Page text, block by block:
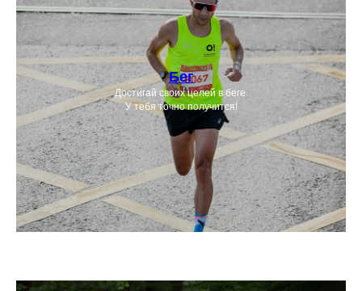
Бег
Достигай своих целей в беге.
У тебя точно получится!